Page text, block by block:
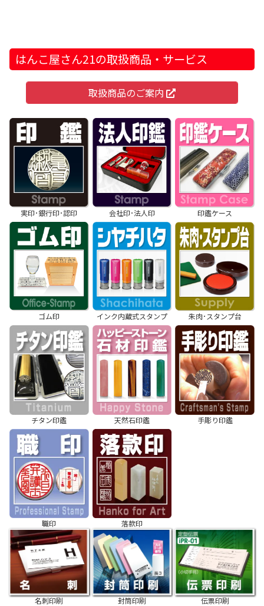
はんこ屋さん21の取扱商品・サービス
取扱商品のご案内
実印･銀行印･認印 会社印･法人印 印鑑ケース
ゴム印 インク内蔵式スタンプ 朱肉･スタンプ台
チタン印鑑 天然石印鑑 手彫り印鑑
職印 落款印
名刺印刷 封筒印刷 伝票印刷